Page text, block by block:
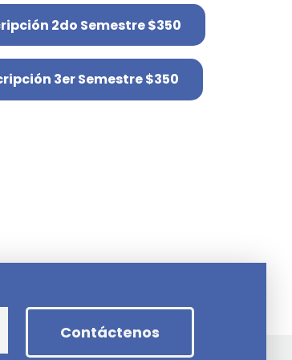
2do Semestre $350
3er Semestre $350
Contáctenos